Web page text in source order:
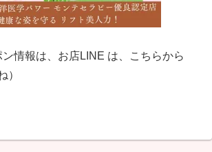
情報は、お店LINE は、こちらから
）